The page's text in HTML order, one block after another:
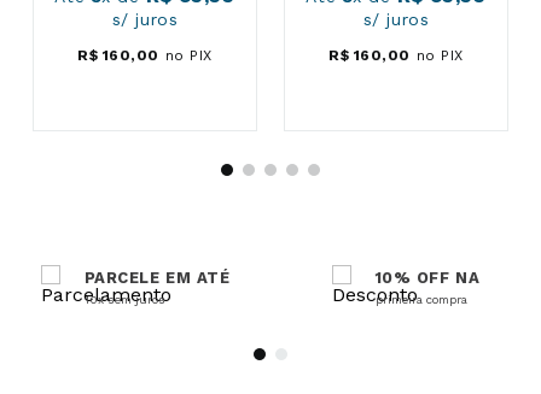
s/ juros
R$ 160, 00 no PIX
s/ juros
R$ 160, 00 no PIX
PARCELE EM ATÉ
10x sem juros
10% OFF NA
primeira compra